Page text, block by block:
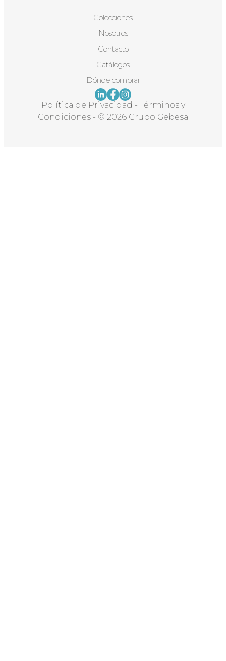
Colecciones
Nosotros
Contacto
Catálogos
Dónde comprar
Política de Privacidad - Términos y
Condiciones - © 2026 Grupo Gebesa